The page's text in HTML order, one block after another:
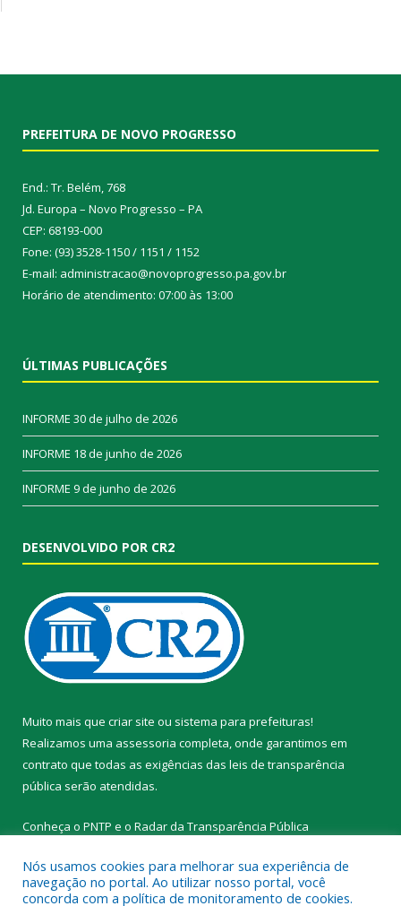
PREFEITURA DE NOVO PROGRESSO
End.: Tr. Belém, 768
Jd. Europa – Novo Progresso – PA
CEP: 68193-000
Fone: (93) 3528-1150 / 1151 / 1152
E-mail: administracao@novoprogresso.pa.gov.br
Horário de atendimento: 07:00 às 13:00
ÚLTIMAS PUBLICAÇÕES
INFORME 30 de julho de 2026
INFORME 18 de junho de 2026
INFORME 9 de junho de 2026
DESENVOLVIDO POR CR2
Muito mais que criar site ou sistema para prefeituras!
Realizamos uma assessoria completa, onde garantimos em
contrato que todas as exigências das leis de transparência
pública serão atendidas.
Conheça o PNTP e o Radar da Transparência Pública
Nós usamos cookies para melhorar sua experiência de
navegação no portal. Ao utilizar nosso portal, você
concorda com a política de monitoramento de cookies.